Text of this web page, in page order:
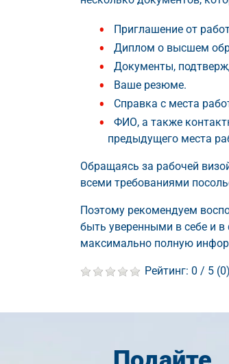
Приглашение от
Диплом о высшем
Документы,
Ваше резюме.
Справка с места
ФИО, а также
предыдущего места
Обращаясь за рабочей
всеми требованиями
Поэтому рекомендуем
быть уверенными в себе и
максимально полную
Рейтинг: 0 / 5 (0)